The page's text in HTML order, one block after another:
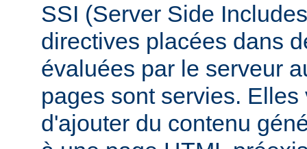
SSI (Server Side
directives placées dans
évaluées par le serveur
pages sont servies.
d'ajouter du contenu